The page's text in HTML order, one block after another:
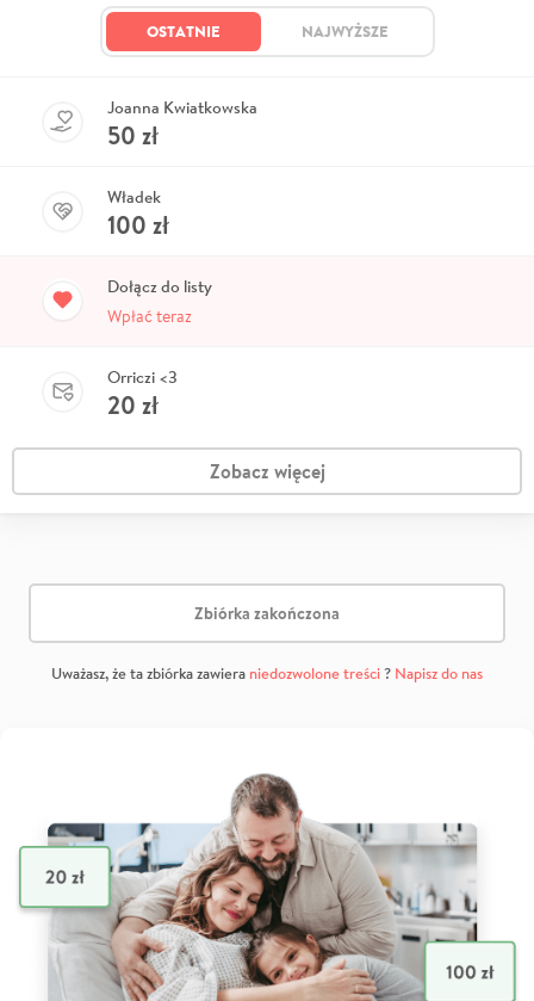
OSTATNIE NAJWYŻSZE
Joanna Kwiatkowska
50 zł
Władek
100 zł
Dołącz do listy
Wpłać teraz
Orriczi <3
20 zł
Zobacz więcej
Zbiórka zakończona
Uważasz, że ta zbiórka zawiera niedozwolone treści? Napisz do nas